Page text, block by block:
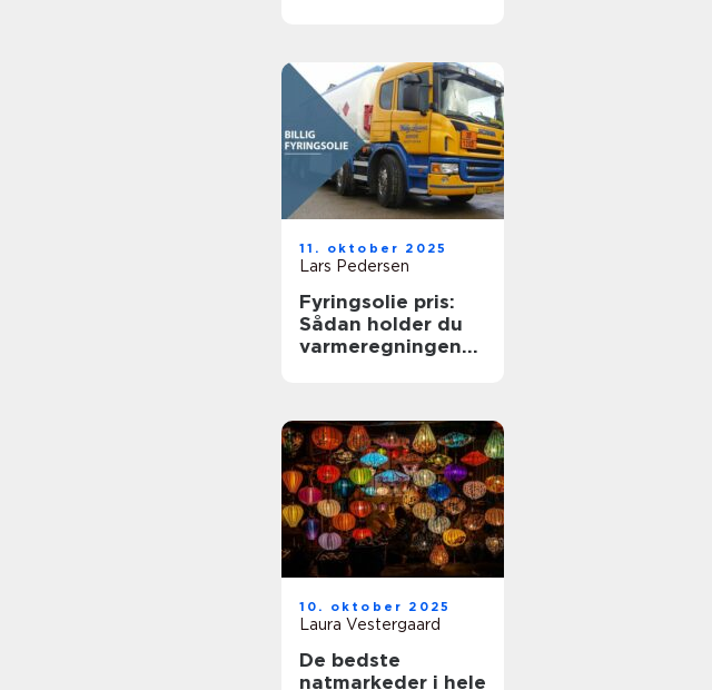
11. oktober 2025
Lars Pedersen
Fyringsolie pris:
Sådan holder du
varmeregningen
10. oktober 2025
Laura Vestergaard
De bedste
natmarkeder i hele